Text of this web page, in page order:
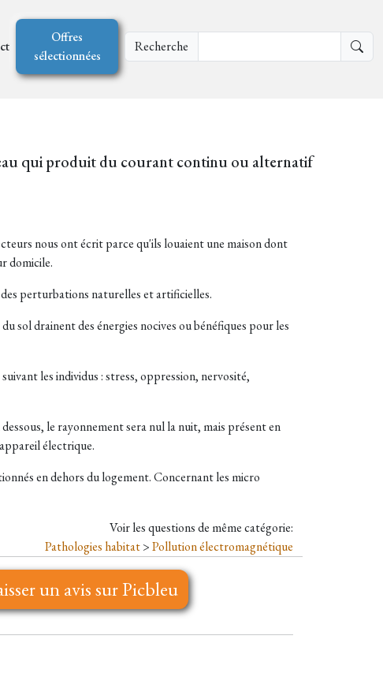
Offres
sélectionnées
Recherche
qui produit du courant continu ou alternatif
nous ont écrit parce qu'ils louaient une maison dont
domicile.
perturbations naturelles et artificielles.
sol drainent des énergies nocives ou bénéfiques pour les
les individus : stress, oppression, nervosité,
le rayonnement sera nul la nuit, mais présent en
électrique.
en dehors du logement. Concernant les micro
Voir les questions de même catégorie:
Pathologies habitat>Pollution électromagnétique
un avis sur Picbleu